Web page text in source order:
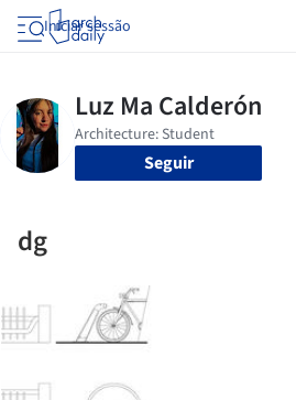
Iniciar sessão
Seguir
dg